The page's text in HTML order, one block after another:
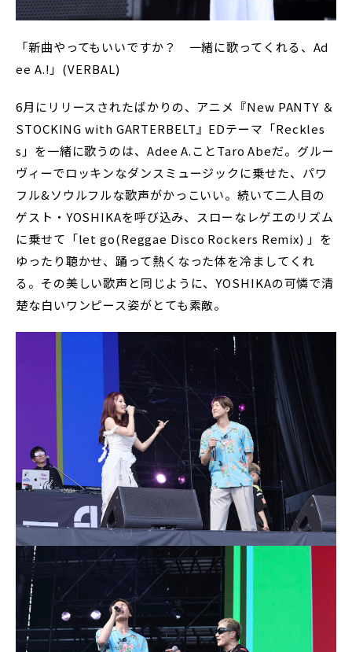
「新曲やってもいいですか？ 一緒に歌ってくれる、Ad
ee A.!」(VERBAL)
6月にリリースされたばかりの、アニメ『New PANTY ＆
STOCKING with GARTERBELT』EDテーマ「Reckles
s」を一緒に歌うのは、Adee A.ことTaro Abeだ。グルー
ヴィーでロッキンなダンスミュージックに乗せた、パワ
フル&ソウルフルな歌声がかっこいい。続いて二人目の
ゲスト・YOSHIKAを呼び込み、スローなレゲエのリズム
に乗せて「let go(Reggae Disco Rockers Remix) 」を
ゆったり聴かせ、踊って熱くなった体を冷ましてくれ
る。その美しい歌声と同じように、YOSHIKAの可憐で清
楚な白いワンピース姿がとても素敵。